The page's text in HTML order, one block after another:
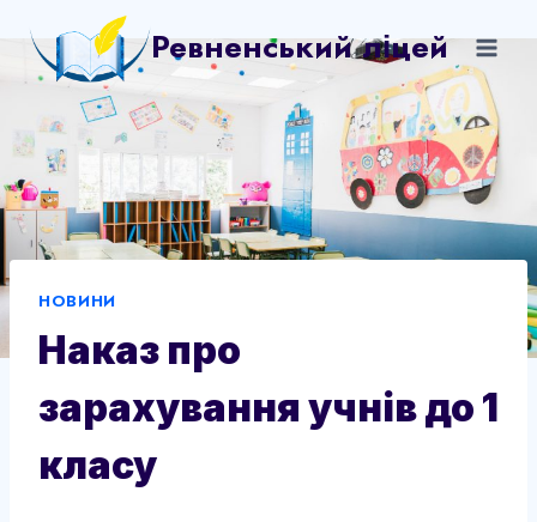
вмісту
Ревненський ліцей
НОВИНИ
Наказ про
зарахування учнів до 1
класу